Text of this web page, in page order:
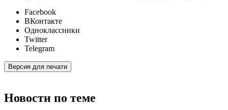
Facebook
ВКонтакте
Одноклассники
Twitter
Telegram
Версия для печати
Новости по теме